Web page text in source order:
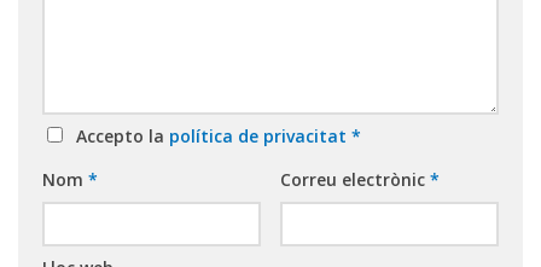
Accepto la política de privacitat *
Nom * Correu electrònic *